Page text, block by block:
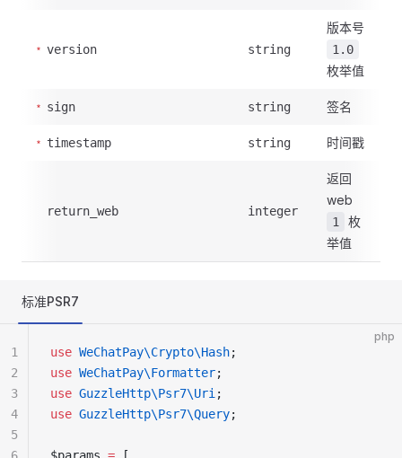
version string
版本号
1.0
枚举值
sign string 签名
timestamp string 时间戳
return_web integer
返回
web
1
枚
举值
标准PSR7
php
use WeChatPay\Crypto\Hash;
use WeChatPay\Formatter;
use GuzzleHttp\Psr7\Uri ;
use GuzzleHttp\Psr7\Query;
1
2
3
4
5